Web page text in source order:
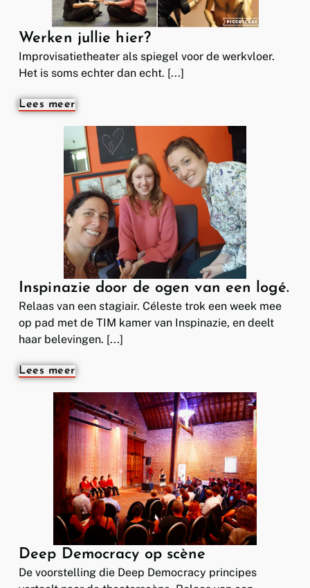
Werken jullie hier?
Improvisatietheater als spiegel voor de werkvloer.
Het is soms echter dan echt. [...]
Lees meer
Inspinazie door de ogen van een logé.
Relaas van een stagiair. Céleste trok een week mee
op pad met de TIM kamer van Inspinazie, en deelt
haar belevingen. [...]
Lees meer
Deep Democracy op scène
De voorstelling die Deep Democracy principes